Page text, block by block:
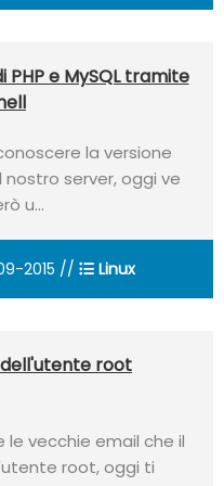
e MySQL tramite
la versione
nostro server, oggi ve
u...
2015 // Linux
root
le vecchie email che il
root, oggi ti